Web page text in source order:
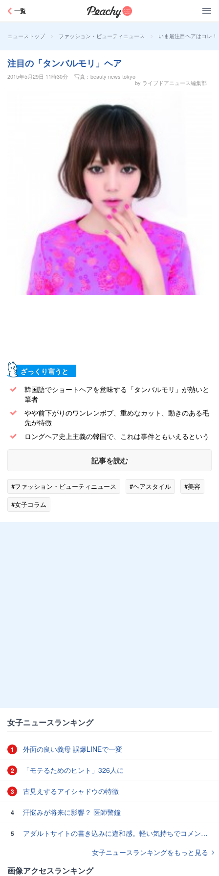
一覧
ニューストップ > ファッション・ビューティニュース > いま最注目ヘアはコレ
注目の「タンバルモリ」ヘア
2015年5月29日 11時30分
写真：beauty news tokyo
by ライブドアニュース編集部
ざっくり言うと
韓国語でショートヘアを意味する「タンバルモリ」が熱いと
筆者
やや前下がりのワンレンボブ、重めなカット、動きのある毛
先が特徴
ロングヘア史上主義の韓国で、これは事件ともいえるという
記事を読む
#ファッション・ビューティニュース #ヘアスタイル
#美容
#女子コラム
女子ニュースランキング
1 外面の良い義母 誤爆LINEで一変
2 「モテるためのヒント」326人に
3 古見えするアイシャドウの特徴
4 汗悩みが将来に影響？ 医師警鐘
5
アダルトサイトの書き込みに違和感。軽い気持ちでコメントしてみると…／近畿地方のある場所について（1）
女子ニュースランキングをもっと見る
画像アクセスランキング